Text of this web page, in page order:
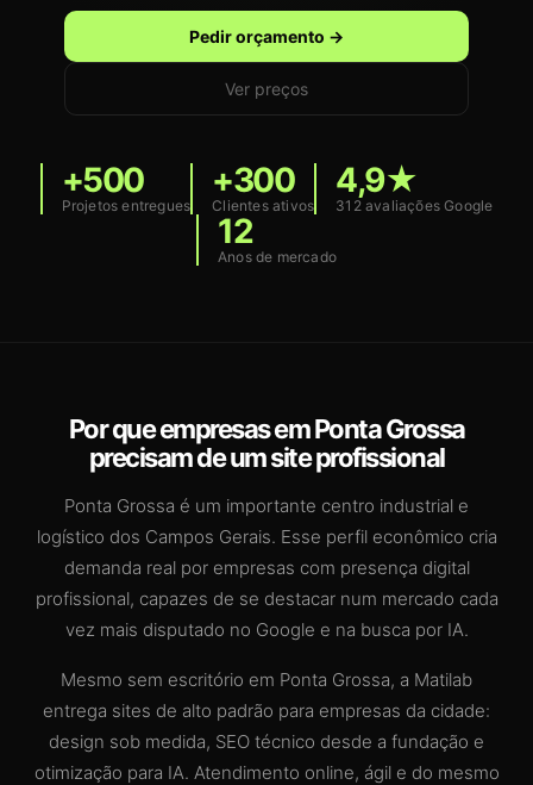
Pedir orçamento →
Ver preços
+500
Projetos entregues
+300
Clientes ativos
4,9★
312 avaliações Google
12
Anos de mercado
Por que empresas em Ponta Grossa
precisam de um site profissional
Ponta Grossa é um importante centro industrial e
logístico dos Campos Gerais. Esse perfil econômico cria
demanda real por empresas com presença digital
profissional, capazes de se destacar num mercado cada
vez mais disputado no Google e na busca por IA.
Mesmo sem escritório em Ponta Grossa, a Matilab
entrega sites de alto padrão para empresas da cidade:
design sob medida, SEO técnico desde a fundação e
otimização para IA. Atendimento online, ágil e do mesmo